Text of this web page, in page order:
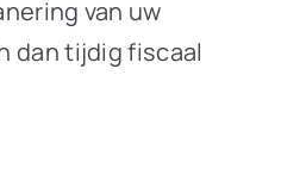
van uw
dan tijdig fiscaal